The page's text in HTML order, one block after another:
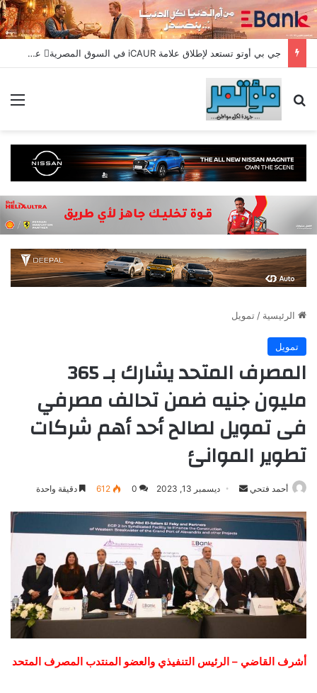
جي بي أوتو تستعد لإطلاق علامة iCAUR في السوق المصرية علامة عالمية جديدة لسيارات الطاقة الجديدة تجمع بين التكنولوجيا الذكية والتصميم الجريء وروح المغامر
بحث عن
الرئيسية / تمويل
تمويل
المصرف المتحد يشارك بـ 365
مليون جنيه ضمن تحالف مصرفي
فى تمويل لصالح أحد أهم شركات
تطوير الموانئ
أحمد فتحي
أرسل
إلكترونيا
ديسمبر 13, 2023 0
612 دقيقة واحدة
أشرف القاضي – الرئيس التنفيذي والعضو المنتدب المصرف المتحد